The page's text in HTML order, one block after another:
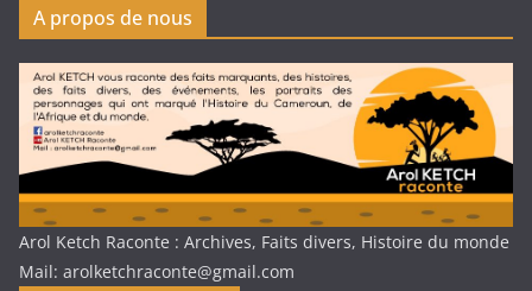
A propos de nous
Arol Ketch Raconte : Archives, Faits divers, Histoire du monde
Mail: arolketchraconte@gmail.com